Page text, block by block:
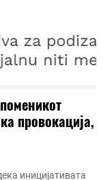
провокација,
иницијативата